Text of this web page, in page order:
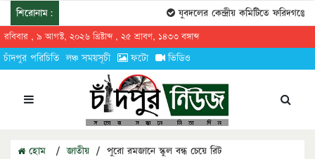
শিরোনাম: যুবদলের কেন্দ্রীয় কমিটিতে ফরিদগঞ্জের
রবিবার , ৯ আগস্ট, ২০২৬ খ্রিষ্টাব্দ , ২৫ শ্রাবণ, ১৪৩৩ বঙ্গাব্দ
চাঁদপুর পরিচিতি লঞ্চ সময়সূচী ফটো ভিডিও
হোম / জাতীয় / পুরো রমজানে স্কুল বন্ধ চেয়ে রিট